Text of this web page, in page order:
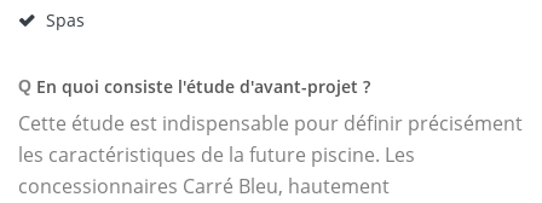
Spas
Q En quoi consiste l'étude d'avant-projet ?
Cette étude est indispensable pour définir précisément
les caractéristiques de la future piscine. Les
concessionnaires Carré Bleu, hautement